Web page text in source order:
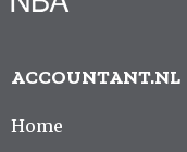
ACCOUNTANT.NL
Home